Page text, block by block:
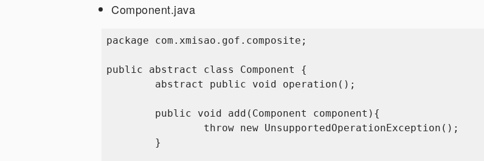
Component.java
package com.xmisao.gof.composite;
public abstract class Component {